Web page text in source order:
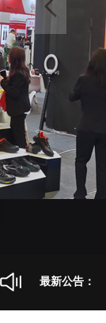
最新公告：
东卫尔盾防护科
当前导航：